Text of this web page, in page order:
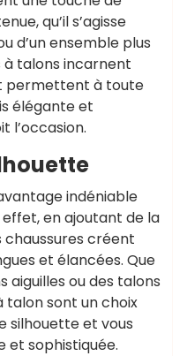
qu’il s’agisse
d’un ensemble plus
à talons incarnent
permettent à toute
élégante et
l’occasion.
indéniable
effet, en ajoutant de la
créent
et élancées. Que
aiguilles ou des talons
talon sont un choix
silhouette et vous
et sophistiquée.